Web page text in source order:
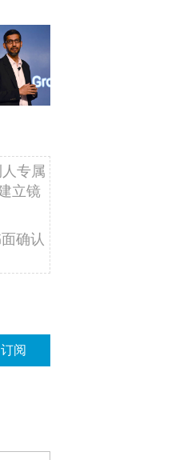
专属
立镜
确认
订阅